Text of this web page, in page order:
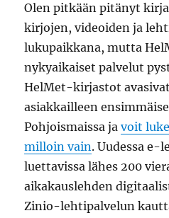
Olen pitkään pitänyt
kirjojen, videoiden ja
lukupaikkana, mutta
nykyaikaiset palvelut
HelMet-kirjastot
asiakkailleen
Pohjoismaissa javoit
milloin vain. Uudessa e-
luettavissa lähes 200
aikakauslehden
Zinio-lehtipalvelun